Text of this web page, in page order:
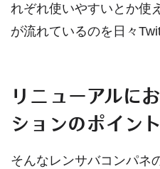
れぞれ使いやすいとか使
が流れているのを日々
リニューアルに
ションのポイント
そんなレンサバコンパネ